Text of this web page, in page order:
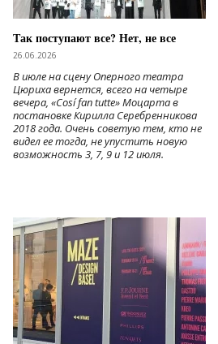
Так поступают все? Нет, не все
26.06.2026
В июле на сцену Оперного театра
Цюриха вернется, всего на четыре
вечера, «Cosí fan tutte» Моцарта в
постановке Кирилла Серебренникова
2018 года. Очень советую тем, кто не
видел ее тогда, не упустить новую
возможность 3, 7, 9 и 12 июля.